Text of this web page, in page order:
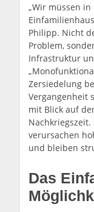
„Wir müssen
Philipp. Nicht
Problem,
Infrastruktur
Zersiedelung
Vergangenheit
mit Blick auf
verursachen
und bleiben
Das